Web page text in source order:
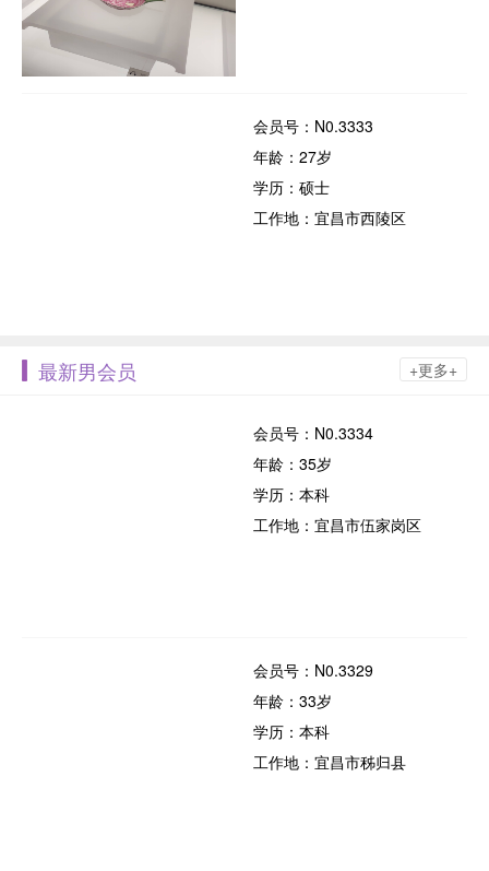
会员号：N0.3333
年龄：27岁
学历：硕士
工作地：宜昌市西陵区
最新男会员 +更多+
会员号：N0.3334
年龄：35岁
学历：本科
工作地：宜昌市伍家岗区
会员号：N0.3329
年龄：33岁
学历：本科
工作地：宜昌市秭归县